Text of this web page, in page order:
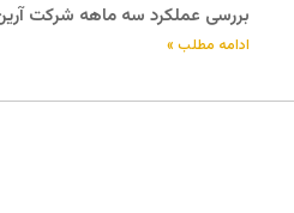
بررسی عملکرد سه ماهه شرکت
ادامه مطلب »